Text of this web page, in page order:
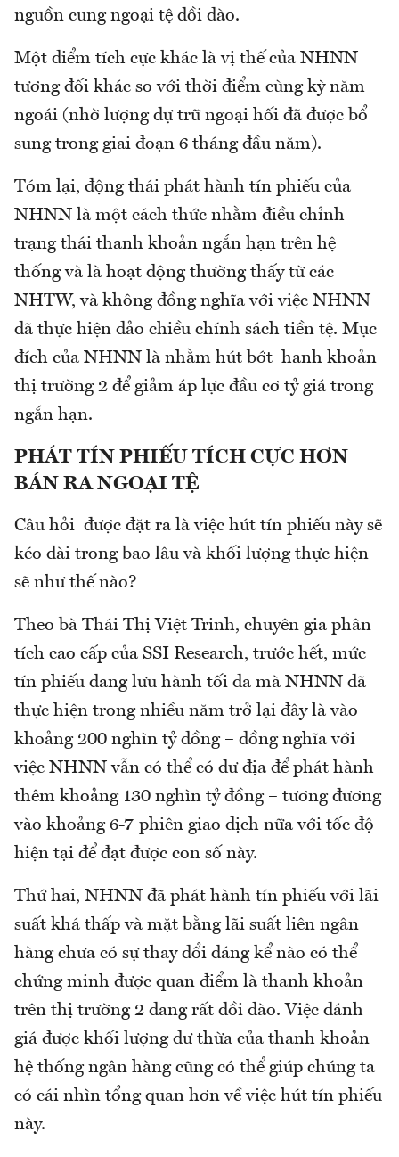
nguồn cung ngoại tệ dồi dào.
Một điểm tích cực khác là vị thế của NHNN
tương đối khác so với thời điểm cùng kỳ năm
ngoái (nhờ lượng dự trữ ngoại hối đã được bổ
sung trong giai đoạn 6 tháng đầu năm).
Tóm lại, động thái phát hành tín phiếu của
NHNN là một cách thức nhằm điều chỉnh
trạng thái thanh khoản ngắn hạn trên hệ
thống và là hoạt động thường thấy từ các
NHTW, và không đồng nghĩa với việc NHNN
đã thực hiện đảo chiều chính sách tiền tệ. Mục
đích của NHNN là nhằm hút bớt hanh khoản
thị trường 2 để giảm áp lực đầu cơ tỷ giá trong
ngắn hạn.
PHÁT TÍN PHIẾU TÍCH CỰC HƠN
BÁN RA NGOẠI TỆ
Câu hỏi được đặt ra là việc hút tín phiếu này sẽ
kéo dài trong bao lâu và khối lượng thực hiện
sẽ như thế nào?
Theo bà Thái Thị Việt Trinh, chuyên gia phân
tích cao cấp của SSI Research, trước hết, mức
tín phiếu đang lưu hành tối đa mà NHNN đã
thực hiện trong nhiều năm trở lại đây là vào
khoảng 200 nghìn tỷ đồng – đồng nghĩa với
việc NHNN vẫn có thể có dư địa để phát hành
thêm khoảng 130 nghìn tỷ đồng – tương đương
vào khoảng 6-7 phiên giao dịch nữa với tốc độ
hiện tại để đạt được con số này.
Thứ hai, NHNN đã phát hành tín phiếu với lãi
suất khá thấp và mặt bằng lãi suất liên ngân
hàng chưa có sự thay đổi đáng kể nào có thể
chứng minh được quan điểm là thanh khoản
trên thị trường 2 đang rất dồi dào. Việc đánh
giá được khối lượng dư thừa của thanh khoản
hệ thống ngân hàng cũng có thể giúp chúng ta
có cái nhìn tổng quan hơn về việc hút tín phiếu
này.